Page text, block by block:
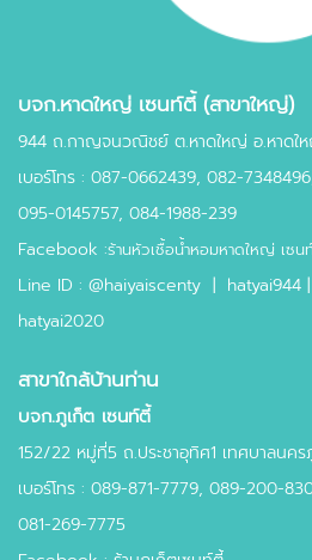
บจก.หาดใหญ่ เซนท์ตี้ (สาขาใหญ่)
944 ถ.กาญจนวณิชย์ ต.หาดใหญ่ อ.หาดใ
เบอร์โทร : 087-0662439, 082-
095-0145757, 084-1988-239
Facebook :ร้านหัวเชื้อน้ำหอมหาดใหญ่ เซน
Line ID : @haiyaiscenty | hatyai944 |
hatyai2020
สาขาใกล้บ้านท่าน
บจก.ภูเก็ต เซนท์ตี้
152/22 หมู่ที่5 ถ.ประชาอุทิศ1 เทศบาลนค
เบอร์โทร : 089-871-7779, 089-200-
081-269-7775